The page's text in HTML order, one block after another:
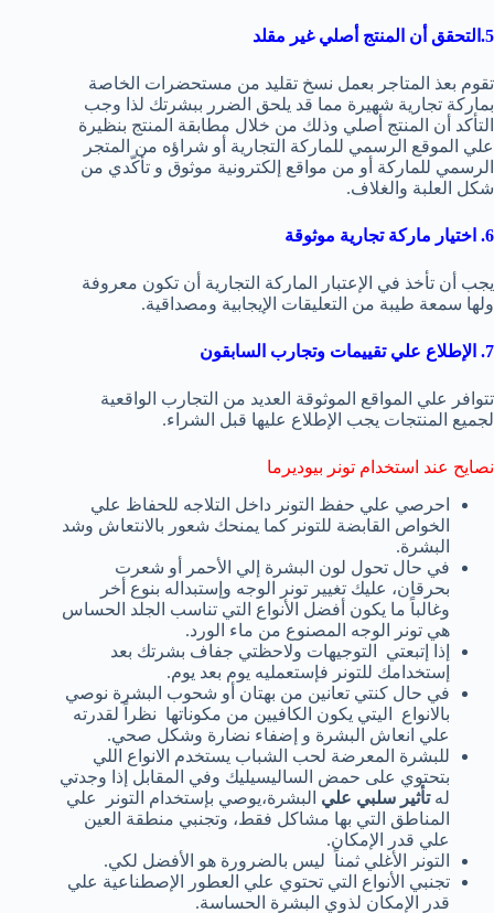
5.التحقق أن المنتج أصلي غير مقلد
تقوم بعذ المتاجر بعمل نسخ تقليد من مستحضرات الخاصة
بماركة تجارية شهيرة مما قد يلحق الضرر ببشرتك لذا وجب
التأكد أن المنتج أصلي وذلك من خلال مطابقة المنتج بنظيرة
علي الموقع الرسمي للماركة التجارية أو شراؤه من المتجر
الرسمي للماركة أو من مواقع إلكترونية موثوق و تأكّدي من
شكل العلبة والغلاف.
6. اختيار ماركة تجارية موثوقة
يجب أن تأخذ في الإعتبار الماركة التجارية أن تكون معروفة
ولها سمعة طيبة من التعليقات الإيجابية ومصداقية.
7. الإطلاع علي تقييمات وتجارب السابقون
تتوافر علي المواقع الموثوقة العديد من التجارب الواقعية
لجميع المنتجات يجب الإطلاع عليها قبل الشراء.
نصايح عند استخدام تونر بيوديرما
احرصي علي حفظ التونر داخل التلاجه للحفاظ علي
الخواص القابضة للتونر كما يمنحك شعور بالانتعاش وشد
البشرة.
في حال تحول لون البشرة إلي الأحمر أو شعرت
بحرقان، عليك تغيير تونر الوجه وإستبداله بنوع أخر
وغالباً ما يكون أفضل الأنواع التي تناسب الجلد الحساس
هي تونر الوجه المصنوع من ماء الورد.
إذا إتبعتي التوجيهات ولاحظتي جفاف بشرتك بعد
إستخدامك للتونر فإستعمليه يوم بعد يوم.
في حال كنتي تعانين من بهتان أو شحوب البشرة نوصي
بالانواع اليتي يكون الكافيين من مكوناتها نظراً لقدرته
علي انعاش البشرة و إضفاء نضارة وشكل صحي.
للبشرة المعرضة لحب الشباب يستخدم الانواع اللي
بتحتوي على حمض الساليسيليك وفي المقابل إذا وجدتي
له تأثير سلبي علي البشرة،يوصي بإستخدام التونر علي
المناطق التي بها مشاكل فقط، وتجنبي منطقة العين
علي قدر الإمكان.
التونر الأغلي ثمناً ليس بالضرورة هو الأفضل لكي.
تجنبي الأنواع التي تحتوي علي العطور الإصطناعية علي
قدر الإمكان لذوي البشرة الحساسة.